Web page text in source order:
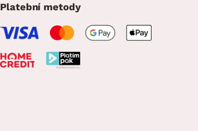
Platební metody